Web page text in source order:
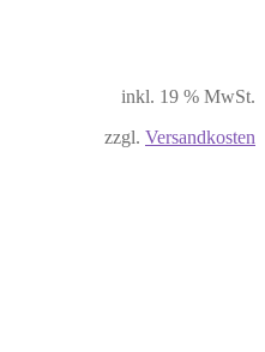
inkl. 19 % MwSt.
zzgl. Versandkosten